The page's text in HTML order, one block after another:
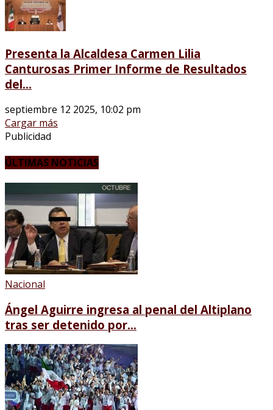
Presenta la Alcaldesa Carmen Lilia
Canturosas Primer Informe de Resultados
del...
septiembre 12 2025, 10:02 pm
Cargar más
Publicidad
ÚLTIMAS NOTICIAS
Nacional
Ángel Aguirre ingresa al penal del Altiplano
tras ser detenido por...